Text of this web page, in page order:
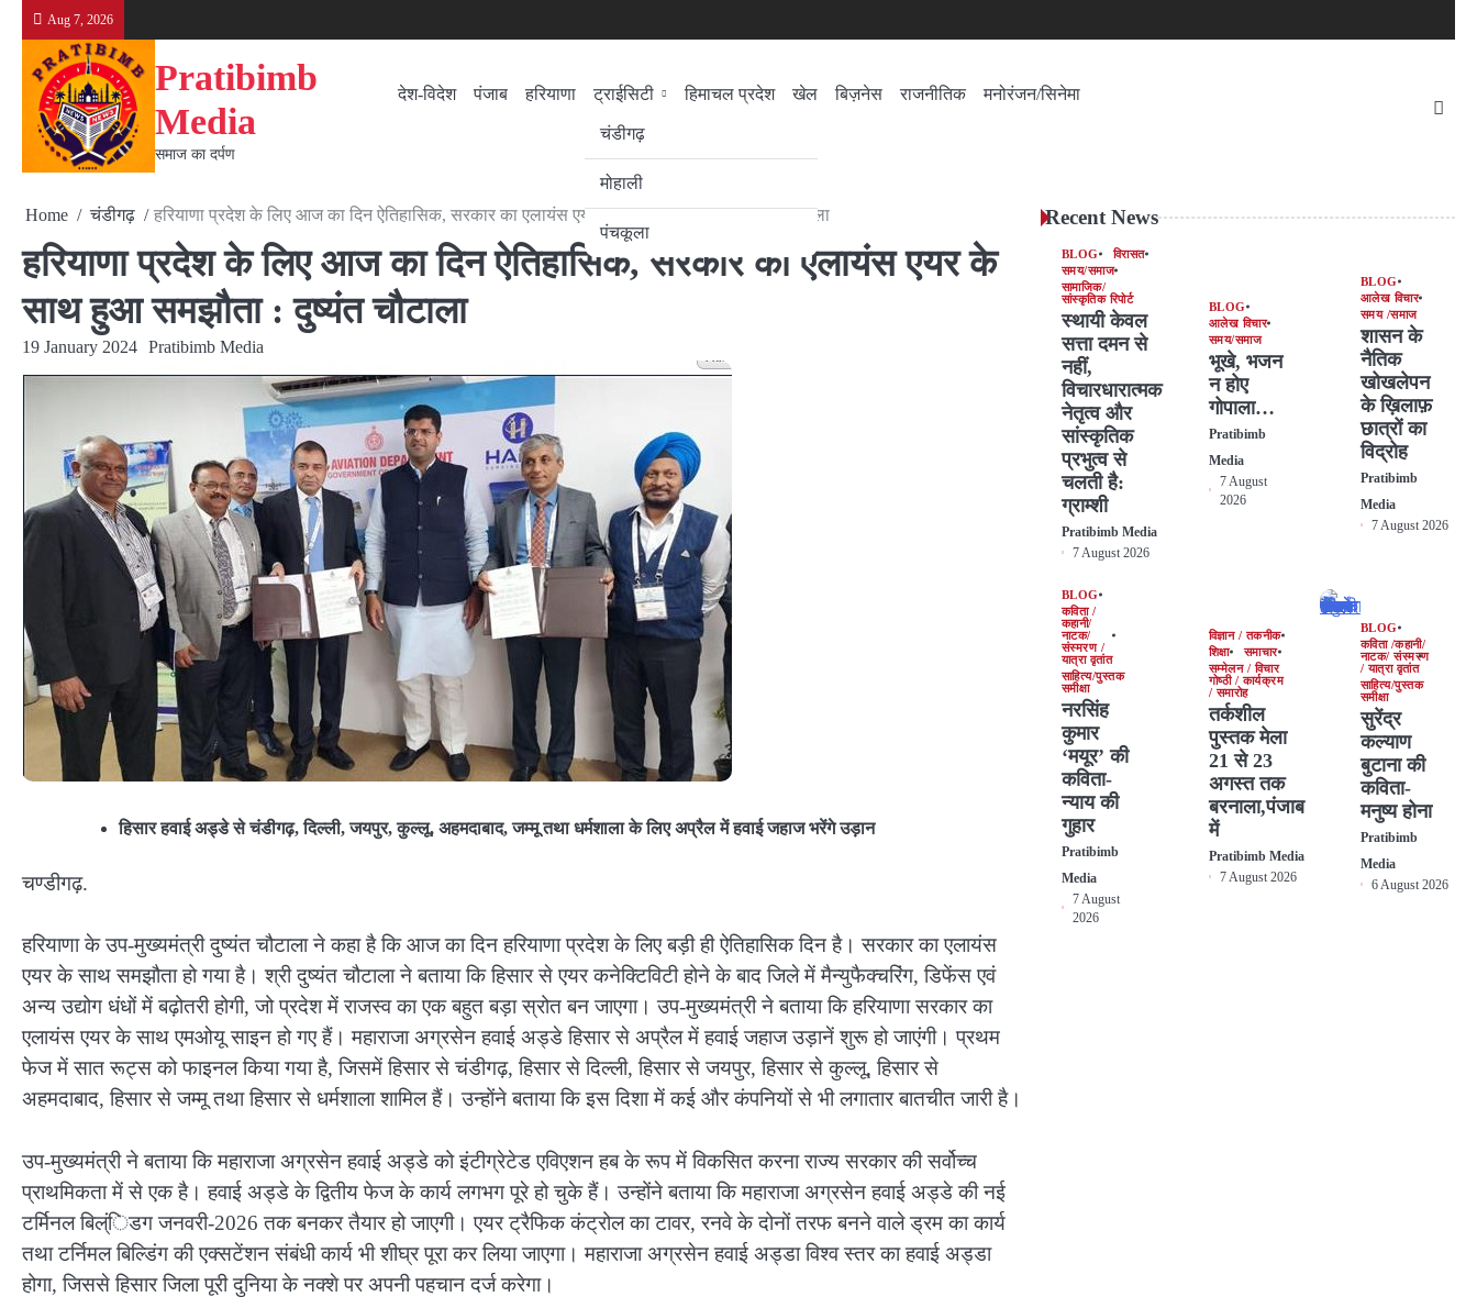
content
Aug 7, 2026
Pratibimb
Media
समाज का दर्पण
देश-विदेश पंजाब हरियाणा
ट्राईसिटी
चंडीगढ़
मोहाली
पंचकूला
हिमाचल प्रदेश खेल बिज़नेस राजनीतिक
मनोरंजन/सिनेमा
Home चंडीगढ़ हरियाणा प्रदेश के लिए आज का दिन ऐतिहासिक, सरकार का एलायंस एयर के साथ हुआ समझौता : दुष्यंत चौटाला
हरियाणा प्रदेश के लिए आज का दिन ऐतिहासिक, सरकार का एलायंस एयर के
साथ हुआ समझौता : दुष्यंत चौटाला
19 January 2024 Pratibimb Media
हिसार हवाई अड्डे से चंडीगढ़, दिल्ली, जयपुर, कुल्लू, अहमदाबाद, जम्मू तथा धर्मशाला के लिए अप्रैल में हवाई जहाज भरेंगे उड़ान
चण्डीगढ़.
हरियाणा के उप-मुख्यमंत्री दुष्यंत चौटाला ने कहा है कि आज का दिन हरियाणा प्रदेश के लिए बड़ी ही ऐतिहासिक दिन है। सरकार का एलायंस
एयर के साथ समझौता हो गया है। श्री दुष्यंत चौटाला ने बताया कि हिसार से एयर कनेक्टिविटी होने के बाद जिले में मैन्युफैक्चरिंग, डिफेंस एवं
अन्य उद्योग धंधों में बढ़ोतरी होगी, जो प्रदेश में राजस्व का एक बहुत बड़ा स्रोत बन जाएगा। उप-मुख्यमंत्री ने बताया कि हरियाणा सरकार का
एलायंस एयर के साथ एमओयू साइन हो गए हैं। महाराजा अग्रसेन हवाई अड्डे हिसार से अप्रैल में हवाई जहाज उड़ानें शुरू हो जाएंगी। प्रथम
फेज में सात रूट्स को फाइनल किया गया है, जिसमें हिसार से चंडीगढ़, हिसार से दिल्ली, हिसार से जयपुर, हिसार से कुल्लू, हिसार से
अहमदाबाद, हिसार से जम्मू तथा हिसार से धर्मशाला शामिल हैं। उन्होंने बताया कि इस दिशा में कई और कंपनियों से भी लगातार बातचीत जारी है।
उप-मुख्यमंत्री ने बताया कि महाराजा अग्रसेन हवाई अड्डे को इंटीग्रेटेड एविएशन हब के रूप में विकसित करना राज्य सरकार की सर्वोच्च
प्राथमिकता में से एक है। हवाई अड्डे के द्वितीय फेज के कार्य लगभग पूरे हो चुके हैं। उन्होंने बताया कि महाराजा अग्रसेन हवाई अड्डे की नई
टर्मिनल बिल्ंिडग जनवरी-2026 तक बनकर तैयार हो जाएगी। एयर ट्रैफिक कंट्रोल का टावर, रनवे के दोनों तरफ बनने वाले ड्रम का कार्य
तथा टर्निमल बिल्डिंग की एक्सटेंशन संबंधी कार्य भी शीघ्र पूरा कर लिया जाएगा। महाराजा अग्रसेन हवाई अड्डा विश्व स्तर का हवाई अड्डा
होगा, जिससे हिसार जिला पूरी दुनिया के नक्शे पर अपनी पहचान दर्ज करेगा।
Recent News
BLOG
विरासत
समय/समाज
सामाजिक/
सांस्कृतिक रिपोर्ट
स्थायी केवल
सत्ता दमन से
नहीं,
विचारधारात्मक
नेतृत्व और
सांस्कृतिक
प्रभुत्व से
चलती है:
ग्राम्शी
Pratibimb Media
7 August 2026
BLOG
आलेख विचार
समय/समाज
भूखे, भजन
न होए
गोपाला…
Pratibimb
Media
7 August
2026
BLOG
आलेख विचार
समय /समाज
शासन के
नैतिक
खोखलेपन
के ख़िलाफ़
छात्रों का
विद्रोह
Pratibimb
Media
7 August 2026
BLOG
कविता /
कहानी/
नाटक/
संस्मरण /
यात्रा वृतांत
साहित्य/पुस्तक
समीक्षा
नरसिंह
कुमार
‘मयूर’ की
कविता-
न्याय की
गुहार
Pratibimb
Media
7 August
2026
विज्ञान / तकनीक
शिक्षा
समाचार
सम्मेलन / विचार
गोष्ठी / कार्यक्रम
/ समारोह
तर्कशील
पुस्तक मेला
21 से 23
अगस्त तक
बरनाला,पंजाब
में
Pratibimb Media
7 August 2026
BLOG
कविता /कहानी/
नाटक/ संस्मरण
/ यात्रा वृतांत
साहित्य/पुस्तक
समीक्षा
सुरेंद्र
कल्याण
बुटाना की
कविता-
मनुष्य होना
Pratibimb
Media
6 August 2026